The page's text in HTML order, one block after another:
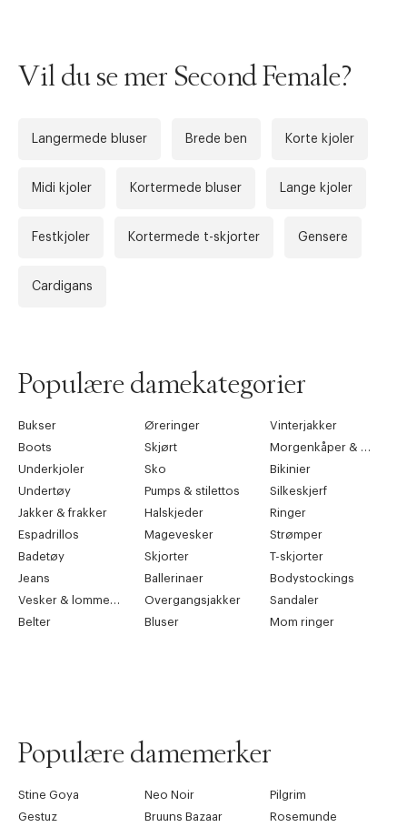
Vil du se mer Second Female?
Langermede bluser Brede ben Korte kjoler
Midi kjoler Kortermede bluser Lange kjoler
Festkjoler Kortermede t-skjorter Gensere
Cardigans
Populære damekategorier
Bukser Øreringer
Vinterjakker
Boots
Skjørt
Morgenkåper & kimonoer
Underkjoler
Sko
Bikinier
Undertøy
Pumps & stilettos
Silkeskjerf
Jakker & frakker
Halskjeder
Ringer
Espadrillos
Magevesker
Strømper
Badetøy
Skjorter
T-skjorter
Jeans
Ballerinaer
Bodystockings
Vesker & lommebøker
Overgangsjakker
Sandaler
Belter
Bluser Mom ringer
Populære damemerker
Stine Goya Neo Noir
Pilgrim
Gestuz
Bruuns Bazaar
Rosemunde